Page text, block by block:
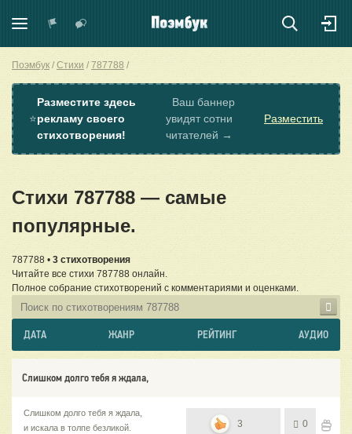
Поэмбук Стихи 787788
⭐
Разместите здесь
рекламу своего
стихотворения!
Ваш баннер
увидят сотни
читателей →
Разместить
Стихи 787788 — самые
популярные.
787788 • 3 стихотворения
Читайте все стихи 787788 онлайн.
Полное собрание стихотворений с комментариями и оценками.
ДАТА ЖАНР РЕЙТИНГ АУДИО
Слишком долго тебя я ждала,
Слишком долго тебя я ждала,
и искала в толпе безликой.
3 0